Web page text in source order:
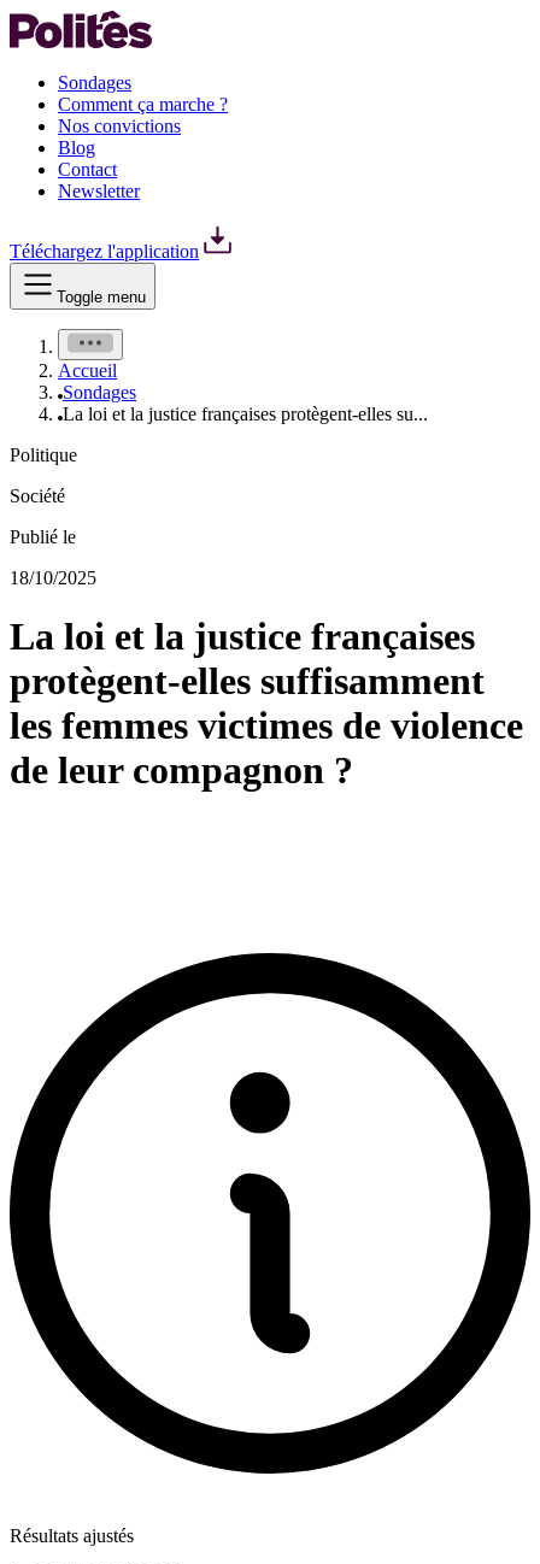
Sondages
Comment ça marche ?
Nos convictions
Blog
Contact
Newsletter
Téléchargez l'application
Toggle menu
Accueil
Sondages
La loi et la justice françaises protègent-elles su...
Politique
Société
Publié le
18/10/2025
La loi et la justice françaises
protègent-elles suffisamment
les femmes victimes de violence
de leur compagnon ?
Résultats ajustés